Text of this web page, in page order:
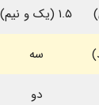
۱.۵ (یک و نیم)
سه
دو